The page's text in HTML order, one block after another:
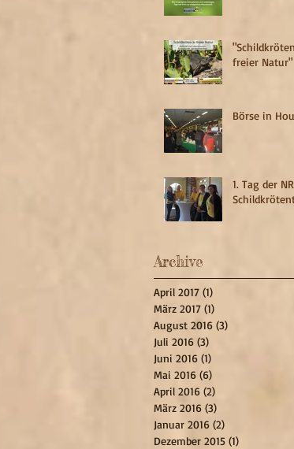
freier Natur"
Börse in
1. Tag der
Archive
April 2017 (1)
März 2017 (1)
August 2016 (3)
Juli 2016 (3)
Juni 2016 (1)
Mai 2016 (6)
April 2016 (2)
März 2016 (3)
Januar 2016 (2)
Dezember 2015 (1)